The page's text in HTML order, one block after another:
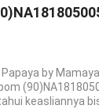
by
keasliannya